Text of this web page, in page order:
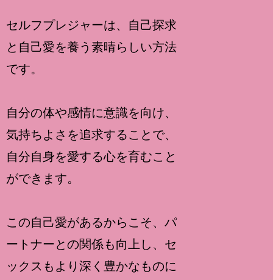
セルフプレジャーは、自己探求
と自己愛を養う素晴らしい方法
です。
自分の体や感情に意識を向け、
気持ちよさを追求することで、
自分自身を愛する心を育むこと
ができます。
この自己愛があるからこそ、パ
ートナーとの関係も向上し、セ
ックスもより深く豊かなものに